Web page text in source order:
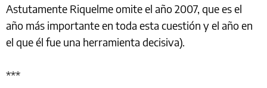
Astutamente Riquelme omite el año 2007, que es el
año más importante en toda esta cuestión y el año en
el que él fue una herramienta decisiva).
***